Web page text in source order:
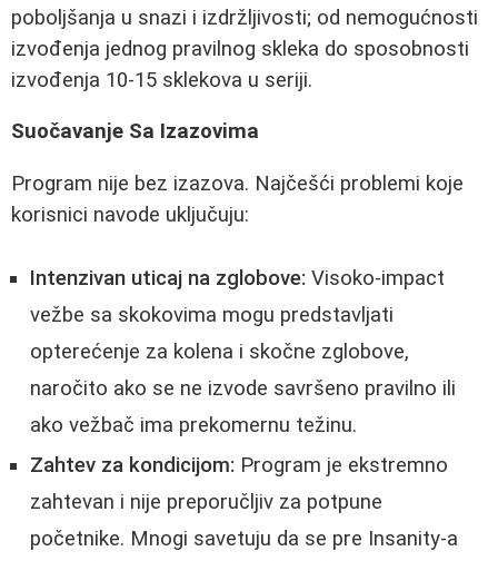
poboljšanja u snazi i izdržljivosti; od nemogućnosti
izvođenja jednog pravilnog skleka do sposobnosti
izvođenja 10-15 sklekova u seriji.
Suočavanje Sa Izazovima
Program nije bez izazova. Najčešći problemi koje
korisnici navode uključuju:
Intenzivan uticaj na zglobove: Visoko-impact
vežbe sa skokovima mogu predstavljati
opterećenje za kolena i skočne zglobove,
naročito ako se ne izvode savršeno pravilno ili
ako vežbač ima prekomernu težinu.
Zahtev za kondicijom: Program je ekstremno
zahtevan i nije preporučljiv za potpune
početnike. Mnogi savetuju da se pre Insanity-a